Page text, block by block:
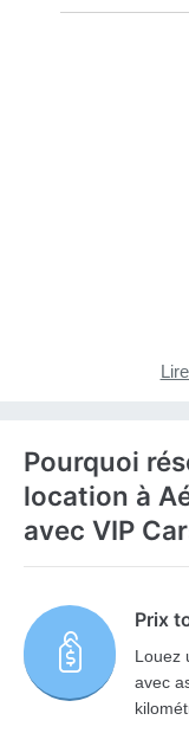
Pourquoi
location à
avec VIP
Prix
Louez
avec